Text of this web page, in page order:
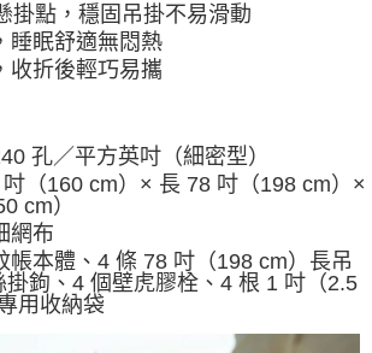
掛點，穩固吊掛不易滑動
睡眠舒適無悶熱
收折後輕巧易攜
孔／平方英吋（細密型）
（160 cm）× 長 78 吋（198 cm）×
cm）
網布
帳本體、4 條 78 吋（198 cm）長吊
掛鉤、4 個壁虎膠栓、4 根 1 吋（2.5
用收納袋